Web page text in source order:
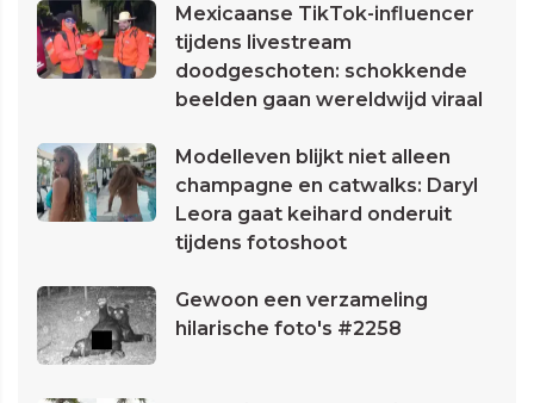
Mexicaanse TikTok-influencer
tijdens livestream
doodgeschoten: schokkende
beelden gaan wereldwijd viraal
Modelleven blijkt niet alleen
champagne en catwalks: Daryl
Leora gaat keihard onderuit
tijdens fotoshoot
Gewoon een verzameling
hilarische foto's #2258